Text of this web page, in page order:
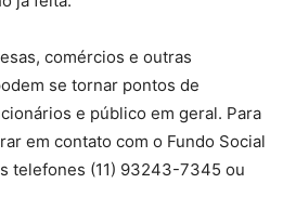
comércios e outras
se tornar pontos de
e público em geral. Para
em contato com o Fundo Social
telefones (11) 93243-7345 ou